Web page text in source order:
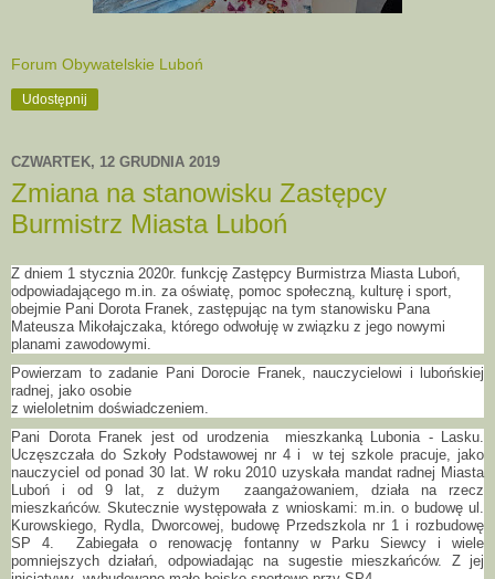
Forum Obywatelskie Luboń
Udostępnij
CZWARTEK, 12 GRUDNIA 2019
Zmiana na stanowisku Zastępcy
Burmistrz Miasta Luboń
Z dniem 1 stycznia 2020r. funkcję Zastępcy Burmistrza Miasta Luboń,
odpowiadającego m.in. za oświatę, pomoc społeczną, kulturę i sport,
obejmie Pani Dorota Franek, zastępując na tym stanowisku Pana
Mateusza Mikołajczaka, którego odwołuję w związku z jego nowymi
planami zawodowymi.
Powierzam to zadanie Pani Dorocie Franek, nauczycielowi i lubońskiej
radnej, jako osobie
z wieloletnim doświadczeniem.
Pani Dorota Franek jest od urodzenia mieszkanką Lubonia - Lasku.
Uczęszczała do Szkoły Podstawowej nr 4 i w tej szkole pracuje, jako
nauczyciel od ponad 30 lat. W roku 2010 uzyskała mandat radnej Miasta
Luboń i od 9 lat, z dużym zaangażowaniem, działa na rzecz
mieszkańców. Skutecznie występowała z wnioskami: m.in. o budowę ul.
Kurowskiego, Rydla, Dworcowej, budowę Przedszkola nr 1 i rozbudowę
SP 4. Zabiegała o renowację fontanny w Parku Siewcy i wiele
pomniejszych działań, odpowiadając na sugestie mieszkańców. Z jej